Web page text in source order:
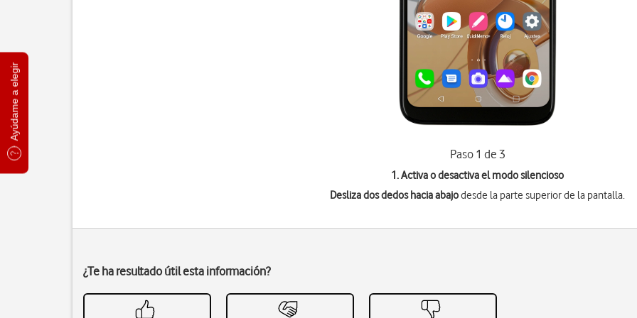
Ayúdame a elegir
Paso 1 de 3
1. Activa o desactiva el modo silencioso
Desliza dos dedos hacia abajodesde la parte superior de la pantalla.
¿Te ha resultado útil esta información?